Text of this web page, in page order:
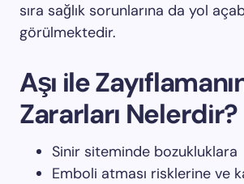
sıra sağlık sorunlarına da yol
görülmektedir.
Aşı ile
Zararları Nelerdir?
Sinir siteminde bozukluklara
Emboli atması risklerine ve